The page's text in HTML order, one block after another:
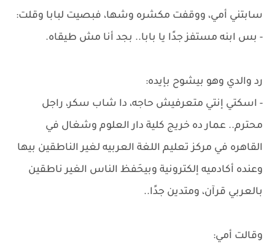
سابتني أمي، ووقفت مكشره وشها، فبصيت لبابا وقلت:
- بس ابنه مستفز جدًا يا بابا.. بجد أنا مش طيقاه.
رد والدي وهو بيشوح بإيده:
- اسكتي إنتي متعرفيش حاجه، دا شاب سكر، راجل
محترم.. عمار ده خريج كلية دار العلوم وشغال في
القاهره في مركز تعليم اللغة العربيه لغير الناطقين بيها
وعنده أكادميه إلكترونية وبيحَفظ الناس الغير ناطقين
بالعربي قرآن، ومتدين جدًا..
وقالت أمي: